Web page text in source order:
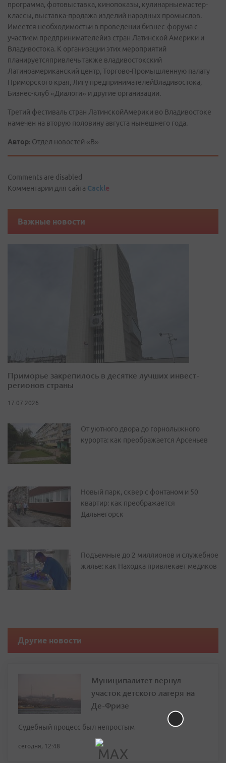
программа, фотовыставка, кинопоказы, кулинарныемастер-
классы, выставка-продажа изделий народных промыслов.
Имеется необходимостьи в проведении бизнес-форума с
участием предпринимателейиз стран Латинской Америки и
Владивостока. К организации этих мероприятий
планируетсяпривлечь также владивостокский
Латиноамериканский центр, Торгово-Промышленную палату
Приморского края, Лигу предпринимателейВладивостока,
Бизнес-клуб «Диалоги» и другие организации.
Третий фестиваль стран ЛатинскойАмерики во Владивостоке
намечен на вторую половину августа нынешнего года.
Автор: Отдел новостей «В»
Comments are disabled
Комментарии для сайта Cackle
Важные новости
Приморье закрепилось в десятке лучших инвест-
регионов страны
17.07.2026
От уютного двора до горнолыжного
курорта: как преображается Арсеньев
Новый парк, сквер с фонтаном и 50
квартир: как преображается
Дальнегорск
Подъемные до 2 миллионов и служебное
жилье: как Находка привлекает медиков
Другие новости
Муниципалитет вернул
участок детского лагеря на
Де-Фризе
Судебный процесс был непростым
сегодня, 12:48